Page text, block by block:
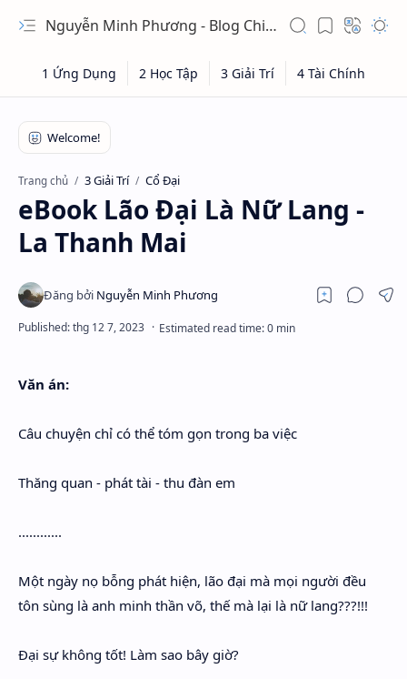
Nguyễn Minh Phương - Blog Chia sẻ Kiến thức Chứng khoán & Tài liệu Toán học
Trang chủ 3 Giải Trí Cổ Đại
eBook Lão Đại Là Nữ Lang -
La Thanh Mai
Văn án:
Câu chuyện chỉ có thể tóm gọn trong ba việc
Thăng quan - phát tài - thu đàn em
............
Một ngày nọ bỗng phát hiện, lão đại mà mọi người đều
tôn sùng là anh minh thần võ, thế mà lại là nữ lang???!!!
Đại sự không tốt! Làm sao bây giờ?